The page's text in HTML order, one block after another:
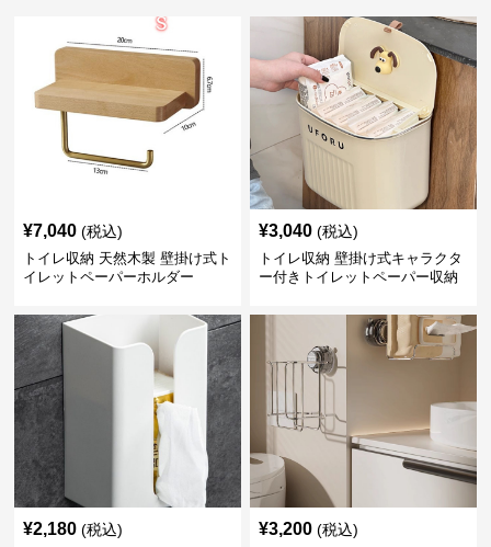
¥7,040 (税込)
トイレ収納 天然木製 壁掛け式ト
イレットペーパーホルダー
¥3,040 (税込)
トイレ収納 壁掛け式キャラクタ
ー付きトイレットペーパー収納
¥2,180 (税込) ¥3,200 (税込)